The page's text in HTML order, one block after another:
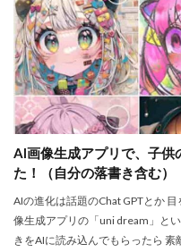
AI画像生成アプリで、子供
た！（自分の落書き含む）
AIの進化は話題のChat GPTとか
像生成アプリの「uni dream」と
きをAIに読み込んでもらったら
LINE構築サポート